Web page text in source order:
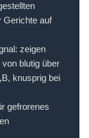
Gerichte auf
zeigen
blutig über
knusprig bei
gefrorenes